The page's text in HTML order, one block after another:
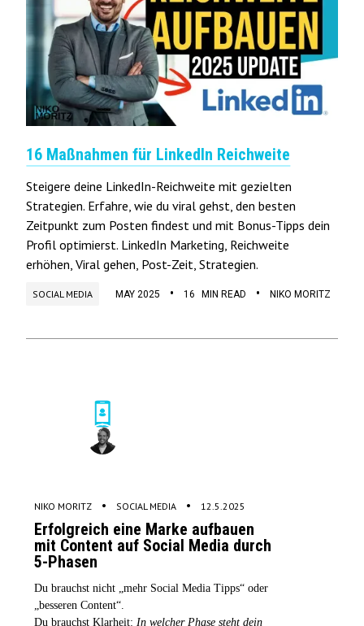
16 Maßnahmen für LinkedIn Reichweite
Steigere deine LinkedIn-Reichweite mit gezielten
Strategien. Erfahre, wie du viral gehst, den besten
Zeitpunkt zum Posten findest und mit Bonus-Tipps dein
Profil optimierst. LinkedIn Marketing, Reichweite
erhöhen, Viral gehen, Post-Zeit, Strategien.
SOCIAL MEDIA MAY 2025 • 16 MIN READ • NIKO MORITZ
NIKO MORITZ • SOCIAL MEDIA • 12.5.2025
Erfolgreich eine Marke aufbauen
mit Content auf Social Media durch
5-Phasen
Du brauchst nicht „mehr Social Media Tipps“ oder
„besseren Content“.
Du brauchst Klarheit:In welcher Phase steht dein